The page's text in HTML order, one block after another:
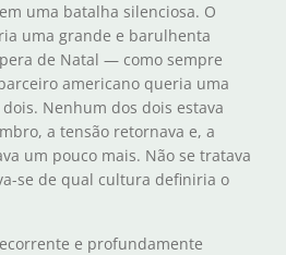
uma batalha silenciosa. O
uma grande e barulhenta
de Natal — como sempre
americano queria uma
Nenhum dos dois estava
a tensão retornava e, a
um pouco mais. Não se tratava
se de qual cultura definiria o
e profundamente